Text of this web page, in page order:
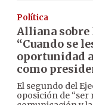
Política
Alliana sobre
“Cuando se
oportunidad
como
El segundo del
oposición de “ser